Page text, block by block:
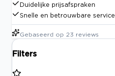
Duidelijke prijsafspraken
Snelle en betrouwbare service
Gebaseerd op 23 reviews
Filters